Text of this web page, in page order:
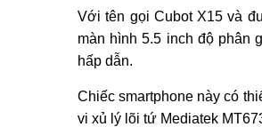
Với tên gọi Cubot X15 và
màn hình 5.5 inch độ phân
hấp dẫn.
Chiếc smartphone này có
vi xủ lý lõi tứ Mediatek